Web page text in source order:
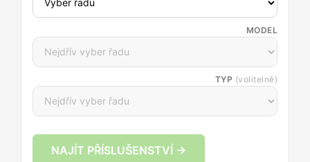
MODEL
TYP (volitelně)
NAJÍT PŘÍSLUŠENSTVÍ →